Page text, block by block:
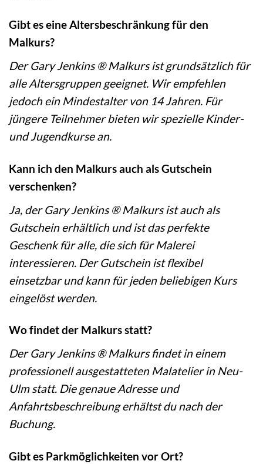
Gibt es eine Altersbeschränkung für den
Malkurs?
Der Gary Jenkins ® Malkurs ist grundsätzlich für
alle Altersgruppen geeignet. Wir empfehlen
jedoch ein Mindestalter von 14 Jahren. Für
jüngere Teilnehmer bieten wir spezielle Kinder-
und Jugendkurse an.
Kann ich den Malkurs auch als Gutschein
verschenken?
Ja, der Gary Jenkins ® Malkurs ist auch als
Gutschein erhältlich und ist das perfekte
Geschenk für alle, die sich für Malerei
interessieren. Der Gutschein ist flexibel
einsetzbar und kann für jeden beliebigen Kurs
eingelöst werden.
Wo findet der Malkurs statt?
Der Gary Jenkins ® Malkurs findet in einem
professionell ausgestatteten Malatelier in Neu-
Ulm statt. Die genaue Adresse und
Anfahrtsbeschreibung erhältst du nach der
Buchung.
Gibt es Parkmöglichkeiten vor Ort?